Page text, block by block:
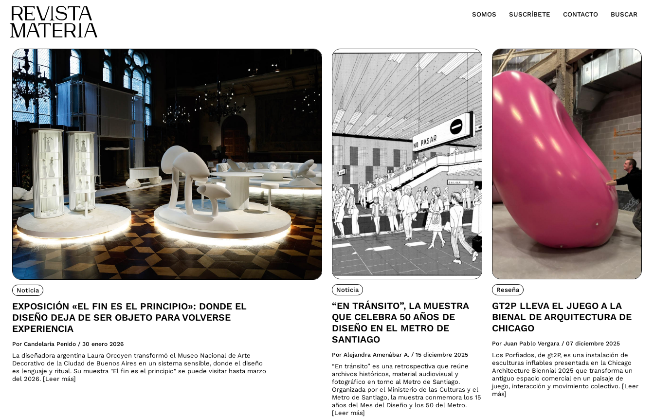
SOMOS SUSCRÍBETE CONTACTO BUSCAR
Noticia
EXPOSICIÓN «EL FIN ES EL PRINCIPIO»: DONDE EL
DISEÑO DEJA DE SER OBJETO PARA VOLVERSE
EXPERIENCIA
Por Candelaria Penido / 30 enero 2026
La diseñadora argentina Laura Orcoyen transformó el Museo Nacional de Arte
Decorativo de la Ciudad de Buenos Aires en un sistema sensible, donde el diseño
es lenguaje y ritual. Su muestra "El fin es el principio" se puede visitar hasta marzo
del 2026. [Leer más]
Noticia
“EN TRÁNSITO”, LA MUESTRA
QUE CELEBRA 50 AÑOS DE
DISEÑO EN EL METRO DE
SANTIAGO
Por Alejandra Amenábar A. / 15 diciembre 2025
“En tránsito” es una retrospectiva que reúne
archivos históricos, material audiovisual y
fotográfico en torno al Metro de Santiago.
Organizada por el Ministerio de las Culturas y el
Metro de Santiago, la muestra conmemora los 15
años del Mes del Diseño y los 50 del Metro.
[Leer más]
Reseña
GT2P LLEVA EL JUEGO A LA
BIENAL DE ARQUITECTURA DE
CHICAGO
Por Juan Pablo Vergara / 07 diciembre 2025
Los Porfiados, de gt2P, es una instalación de
esculturas inflables presentada en la Chicago
Architecture Biennial 2025 que transforma un
antiguo espacio comercial en un paisaje de
juego, interacción y movimiento colectivo. [Leer
más]